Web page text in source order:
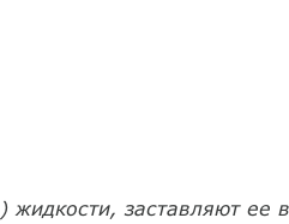
заставляют ее